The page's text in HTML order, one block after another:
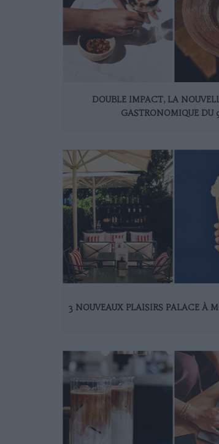
DOUBLE IMPACT, LA
GASTRONOMIQUE DU
3 NOUVEAUX PLAISIRS PALACE À